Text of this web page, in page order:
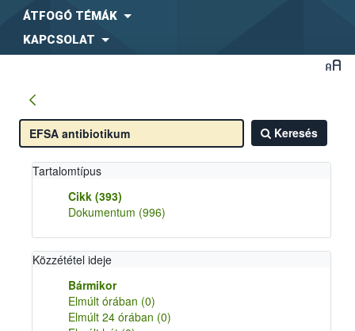
ÁTFOGÓ TÉMÁK
KAPCSOLAT
Keresés
Tartalomtípus
Cikk (393)
Dokumentum (996)
Közzététel ideje
Bármikor
Elmúlt órában (0)
Elmúlt 24 órában (0)